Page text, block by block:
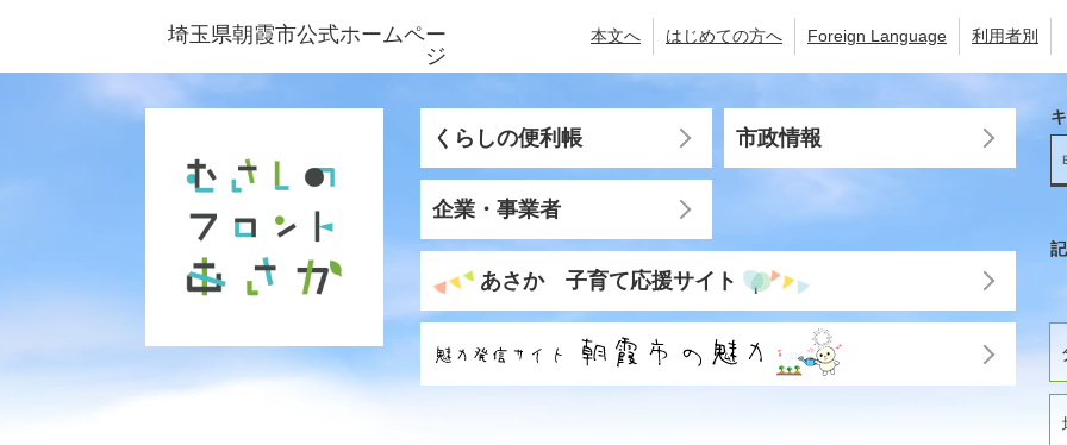
ジ
ュ
埼玉県朝霞市公式ホームペー
ジ
本文へ はじめての方へ Foreign Language 利用者別
くらしの便利帳 市政情報
企業・事業者
あさか 子育て応援サイト